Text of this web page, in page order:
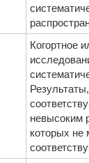
Когортное
невысоким
которых не